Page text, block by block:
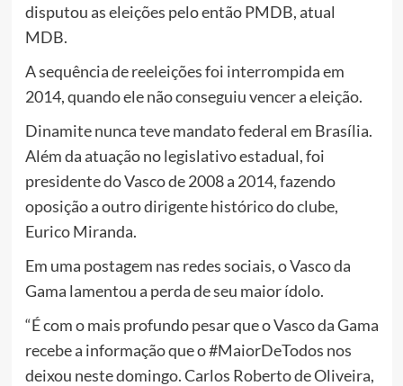
disputou as eleições pelo então PMDB, atual
MDB.
A sequência de reeleições foi interrompida em
2014, quando ele não conseguiu vencer a eleição.
Dinamite nunca teve mandato federal em Brasília.
Além da atuação no legislativo estadual, foi
presidente do Vasco de 2008 a 2014, fazendo
oposição a outro dirigente histórico do clube,
Eurico Miranda.
Em uma postagem nas redes sociais, o Vasco da
Gama lamentou a perda de seu maior ídolo.
“É com o mais profundo pesar que o Vasco da Gama
recebe a informação que o #MaiorDeTodos nos
deixou neste domingo. Carlos Roberto de Oliveira,